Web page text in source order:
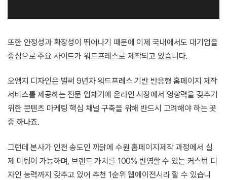
또한 안정성과 확장성이 뛰어나기 때문에 이제 국내에서도 대기업을
중심으로 주요 사이트가 워드프레스로 제작되고 있습니다.
오엠지 디자인은 벌써 9년차 워드프레스 기반 반응형 홈페이지 제작
서비스를 제공하는 전문 업체기에 온라인 시장에서 영향력을 갖추기
위한 콘텐츠 마케팅 핵심 채널 구축을 위해 반드시 고려해야 하는 곳
중 하나죠.
그런데 본사가 인천 송도인 까닭에 수원 홈페이지제작 과정에서 실
제 미팅이 가능하며, 브랜드 가치를 100% 반영할 수 있는 커스텀 디
자인 능력까지 갖추고 있어 추천 1순위 웹에이전시라 할 수 있습니